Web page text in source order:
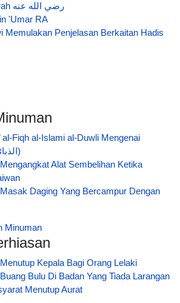
Biodata Abu Hurairah رضي الله عنه
'Umar RA
Memulakan Penjelasan Berkaitan Hadis
al-Fiqh al-Islami al-Duwli Mengenai
Penyembelihan (الذبائح)
Alat Sembelihan Ketika
Daging Yang Bercampur Dengan
Minuman
Kepala Bagi Orang Lelaki
Bulu Di Badan Yang Tiada Larangan
Menutup Aurat